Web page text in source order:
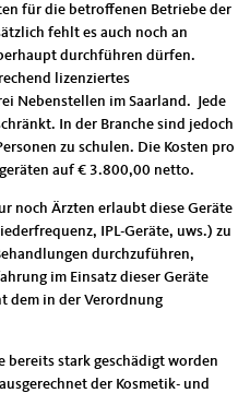
für die betroffenen Betriebe der
fehlt es auch noch an
durchführen dürfen.
lizenziertes
Nebenstellen im Saarland. Jede
In der Branche sind jedoch
zu schulen. Die Kosten pro
auf € 3.800,00 netto.
noch Ärzten erlaubt diese Geräte
IPL-Geräte, uws.) zu
durchzuführen,
im Einsatz dieser Geräte
dem in der Verordnung
bereits stark geschädigt worden
der Kosmetik- und